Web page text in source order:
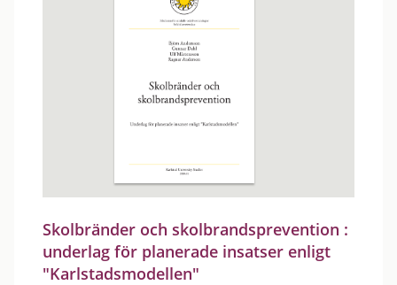
Skolbränder och skolbrandsprevention :
underlag för planerade insatser enligt
"Karlstadsmodellen"